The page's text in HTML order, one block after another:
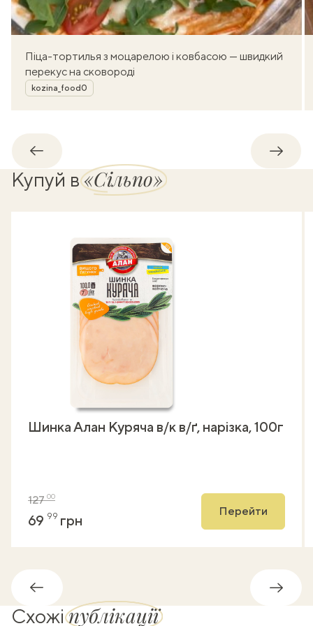
Піца-тортилья з моцарелою і ковбасою — швидкий
перекус на сковороді
Автор
kozina_food0
Назад
Купуй в«Сільпо»
Шинка Алан Куряча в/к в/ґ, нарізка, 100г
12700
69 99 грн
Перейти
Назад
Схожіпублікації